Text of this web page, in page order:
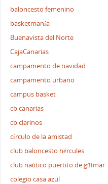
baloncesto femenino
basketmanía
Buenavista del Norte
CajaCanarias
campamento de navidad
campamento urbano
campus basket
cb canarias
cb clarinos
círculo de la amistad
club baloncesto hércules
club naútico puertito de güímar
colegio casa azul